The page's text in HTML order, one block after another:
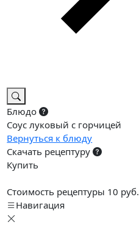
Блюдо
Соус луковый с горчицей
Вернуться к блюду
Скачать рецептуру
Купить
Стоимость рецептуры 10 руб.
Навигация